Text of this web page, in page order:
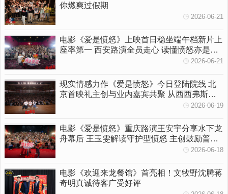
你燃爽过假期
2026-06-21
电影《爱是愤怒》上映首日稳坐端午档新片上
座率第一 西安路演全员走心 读懂愤怒亦是温
2026-06-21
现实情感力作《爱是愤怒》今日登陆院线 北
京首映礼主创与业内嘉宾共聚 从西西弗斯到
2026-06-19
电影《爱是愤怒》重庆路演王安宇分享水下龙
舟幕后 王玉雯解读守护型愤怒 主创鼓励普通
2026-06-18
电影《欢迎来龙餐馆》首亮相！文牧野沈腾蒋
奇明真诚待客广受好评